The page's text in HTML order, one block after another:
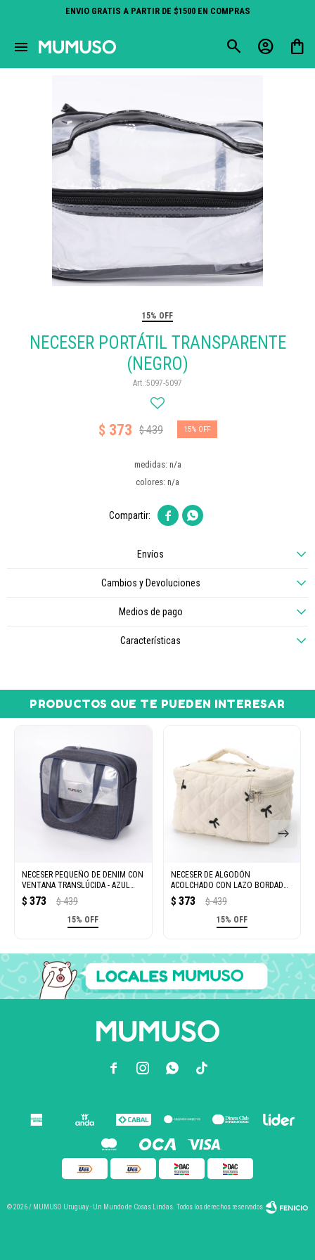
ENVIO GRATIS A PARTIR DE $1500 EN COMPRAS
menu
15% OFF
NECESER PORTÁTIL TRANSPARENTE
(NEGRO)
5097-5097
$ 373 $439 15
medidas: n/a
colores: n/a
 
Envíos
Cambios y Devoluciones
Medios de pago
Características
PRODUCTOS QUE TE PUEDEN INTERESAR
NECESER PEQUEÑO DE DENIM CON
VENTANA TRANSLÚCIDA - AZUL
OSCURO
$ 373 $ 439
15% OFF
NECESER DE ALGODÓN
ACOLCHADO CON LAZO BORDADO -
BEIGE
$ 373 $ 439
15% OFF
  
© 2026 / MUMUSO Uruguay - Un Mundo de Cosas Lindas. Todos los derechos reservados.
close